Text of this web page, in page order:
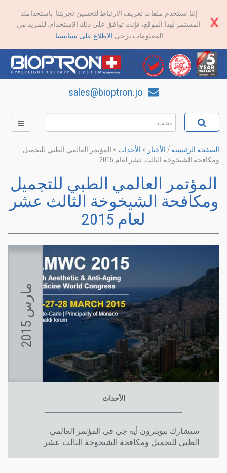
إننا نستخدم ملفات تعريف الارتباط لتحسين تجربتنا. باستخدامك
المستمر لهذا الموقع، فإنت توافق على ذلك الاستخدام. للمزيد من
المعلومات يرجى الاطلاع على سياستنا
الصفحة الرئيسية / الأخبار > الأحداث > المؤتمر العالمي الطبي للتجميل
ومكافحة الشيخوخة الثالث عشر لعام 2015
المؤتمر العالمي الطبي للتجميل
ومكافحة الشيخوخة الثالث عشر
لعام 2015
م
ا
ر
س
2
0
1
5
الأحداث
ستشارك بيوبترون أيه جي في المؤتمر العالمي
الطبي للتجميل ومكافحة الشيخوخة الثالث عشر